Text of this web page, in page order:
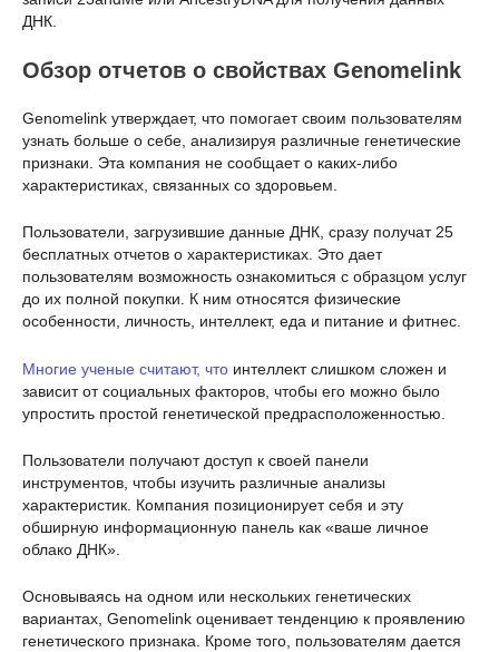
ДНК.
Обзор отчетов о свойствах Genomelink
Genomelink утверждает, что помогает своим пользователям
узнать больше о себе, анализируя различные генетические
признаки. Эта компания не сообщает о каких-либо
характеристиках, связанных со здоровьем.
Пользователи, загрузившие данные ДНК, сразу получат 25
бесплатных отчетов о характеристиках. Это дает
пользователям возможность ознакомиться с образцом услуг
до их полной покупки. К ним относятся физические
особенности, личность, интеллект, еда и питание и фитнес.
Многие ученые считают, что интеллект слишком сложен и
зависит от социальных факторов, чтобы его можно было
упростить простой генетической предрасположенностью.
Пользователи получают доступ к своей панели
инструментов, чтобы изучить различные анализы
характеристик. Компания позиционирует себя и эту
обширную информационную панель как «ваше личное
облако ДНК».
Основываясь на одном или нескольких генетических
вариантах, Genomelink оценивает тенденцию к проявлению
генетического признака. Кроме того, пользователям дается